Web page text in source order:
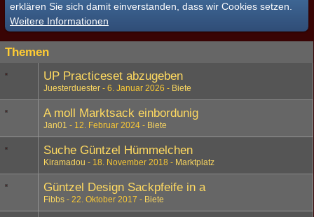
erklären Sie sich damit einverstanden, dass wir Cookies setzen.
Weitere Informationen
Themen
UP Practiceset abzugeben
Juesterduester 6. Januar 2026 Biete
A moll Marktsack einbordunig
Jan01 12. Februar 2024 Biete
Suche Güntzel Hümmelchen
Kiramadou 18. November 2018 Marktplatz
Güntzel Design Sackpfeife in a
Fibbs 22. Oktober 2017 Biete